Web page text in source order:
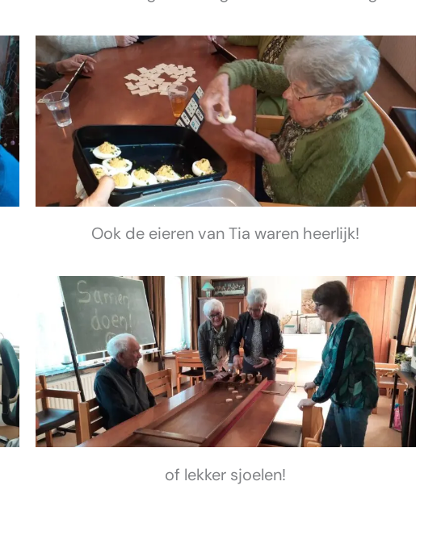
Ook de eieren van Tia waren heerlijk!
of lekker sjoelen!